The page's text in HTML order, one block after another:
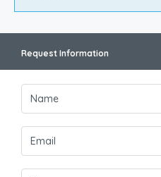
Request Information